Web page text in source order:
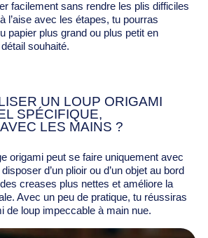
facilement sans rendre les plis difficiles
l’aise avec les étapes, tu pourras
papier plus grand ou plus petit en
souhaité.
UN LOUP ORIGAMI
SPÉCIFIQUE,
LES MAINS ?
origami peut se faire uniquement avec
d’un plioir ou d’un objet au bord
creases plus nettes et améliore la
Avec un peu de pratique, tu réussiras
de loup impeccable à main nue.